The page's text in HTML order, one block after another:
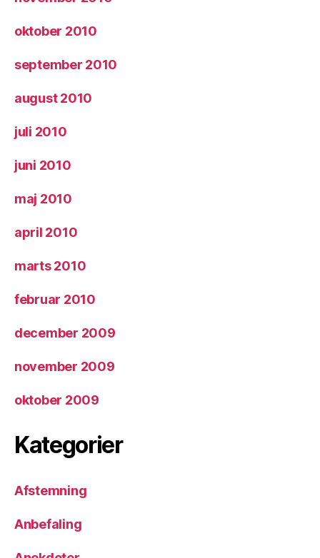
oktober 2010
september 2010
august 2010
juli 2010
juni 2010
maj 2010
april 2010
marts 2010
februar 2010
december 2009
november 2009
oktober 2009
Kategorier
Afstemning
Anbefaling